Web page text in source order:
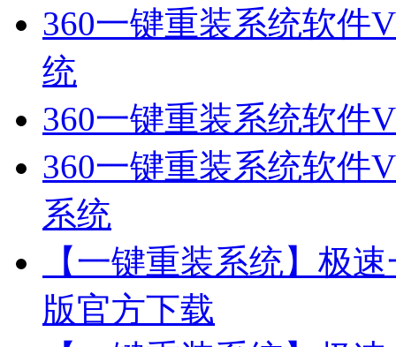
360一键重装系统软件
统
360一键重装系统软件
360一键重装系统软件
系统
【一键重装系统】极
版官方下载